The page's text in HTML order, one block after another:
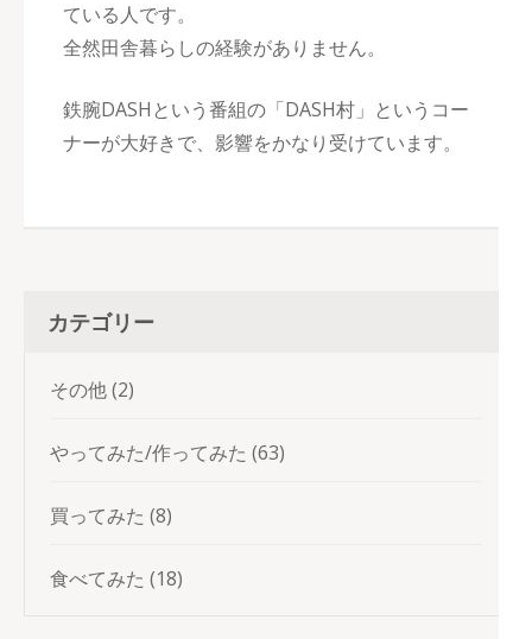
ている人です。
全然田舎暮らしの経験がありません。
鉄腕DASHという番組の「DASH村」というコー
ナーが大好きで、影響をかなり受けています。
カテゴリー
その他(2)
やってみた/作ってみた (63)
買ってみた (8)
食べてみた (18)